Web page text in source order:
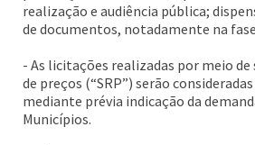
realização e audiência pública;
de documentos, notadamente na
- As licitações realizadas por meio
de preços (“SRP”) serão
mediante prévia indicação da
Municípios.